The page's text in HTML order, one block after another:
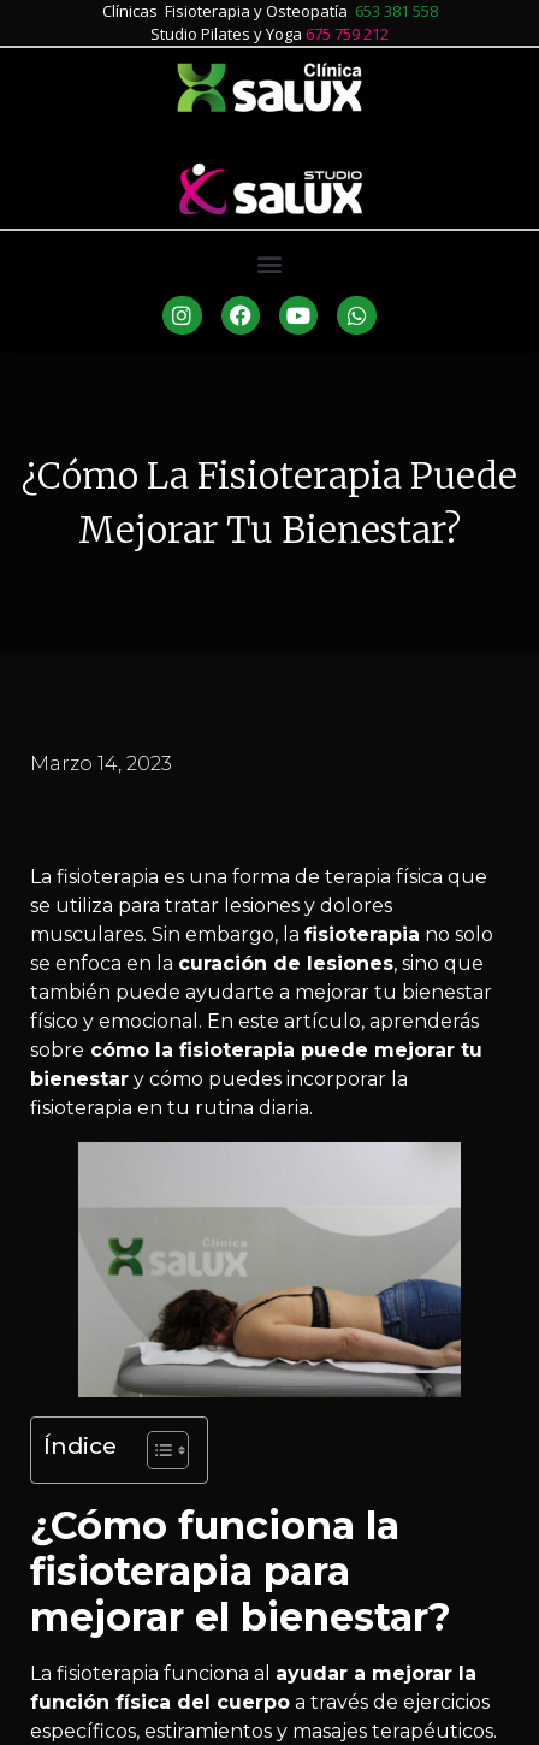
Clínicas Fisioterapia y Osteopatía 653 381 558
Studio Pilates y Yoga 675 759 212
¿Cómo La Fisioterapia Puede
Mejorar Tu Bienestar?
Marzo 14, 2023
La fisioterapia es una forma de terapia física que
se utiliza para tratar lesiones y dolores
musculares. Sin embargo, la fisioterapia no solo
se enfoca en la curación de lesiones, sino que
también puede ayudarte a mejorar tu bienestar
físico y emocional. En este artículo, aprenderás
sobre cómo la fisioterapia puede mejorar tu
bienestar y cómo puedes incorporar la
fisioterapia en tu rutina diaria.
Índice
¿Cómo funciona la
fisioterapia para
mejorar el bienestar?
La fisioterapia funciona al ayudar a mejorar la
función física del cuerpo a través de ejercicios
específicos, estiramientos y masajes terapéuticos.